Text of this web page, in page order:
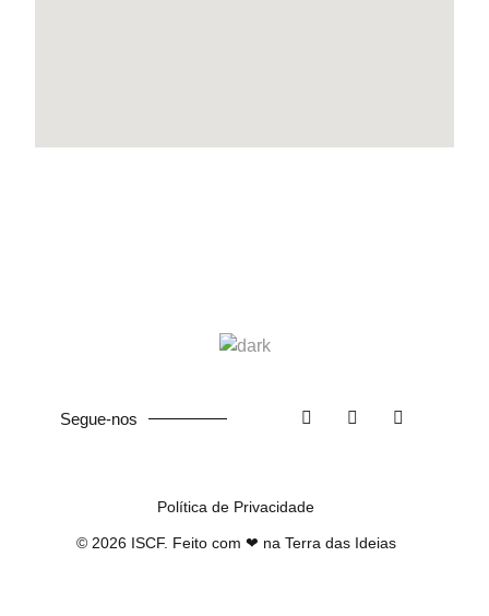
Segue-nos
Política de Privacidade
© 2026ISCF. Feito com ❤ na Terra das Ideias